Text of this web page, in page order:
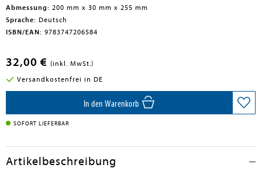
Abmessung: 200 mm x 30 mm x 255 mm
Sprache: Deutsch
ISBN/EAN: 9783747206584
32,00 € (inkl. MwSt.)
Versandkostenfrei in DE
In den Warenkorb
SOFORT LIEFERBAR
Artikelbeschreibung